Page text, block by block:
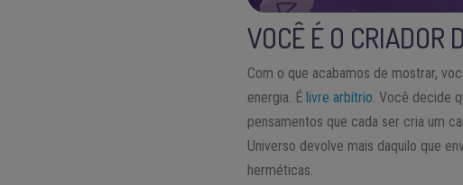
VOCÊ É O CRIADOR
Com o que acabamos de mostrar,
energia. É livre arbítrio. Você decide
pensamentos que cada ser cria um
Universo devolve mais daquilo que
herméticas.